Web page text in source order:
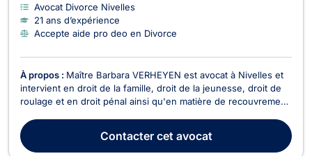
Avocat Divorce Nivelles
21 ans d’expérience
Accepte aide pro deo en Divorce
À propos : Maître Barbara VERHEYEN est avocat à Nivelles et
intervient en droit de la famille, droit de la jeunesse, droit de
roulage et en droit pénal ainsi qu'en matière de recouvrement
VERHEYEN s’occupe des conséquences découlant d’un
divorce ou d’une séparation ou enco...
Contactercet avocat